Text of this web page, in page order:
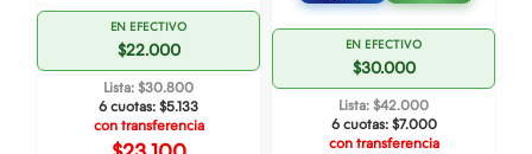
EN EFECTIVO
$22.000
Lista: $30.800
6 cuotas: $5.133
con transferencia
EN EFECTIVO
$30.000
Lista: $42.000
6 cuotas: $7.000
con transferencia